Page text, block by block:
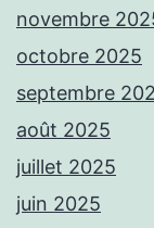
novembre
octobre 2025
septembre
août 2025
juillet 2025
juin 2025